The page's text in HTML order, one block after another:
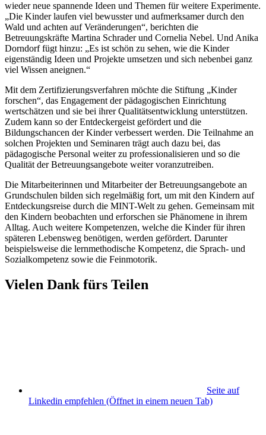
wieder neue spannende Ideen und Themen für weitere Experimente.
„Die Kinder laufen viel bewusster und aufmerksamer durch den
Wald und achten auf Veränderungen“, berichten die
Betreuungskräfte Martina Schrader und Cornelia Nebel. Und Anika
Dorndorf fügt hinzu: „Es ist schön zu sehen, wie die Kinder
eigenständig Ideen und Projekte umsetzen und sich nebenbei ganz
viel Wissen aneignen.“
Mit dem Zertifizierungsverfahren möchte die Stiftung „Kinder
forschen“, das Engagement der pädagogischen Einrichtung
wertschätzen und sie bei ihrer Qualitätsentwicklung unterstützen.
Zudem kann so der Entdeckergeist gefördert und die
Bildungschancen der Kinder verbessert werden. Die Teilnahme an
solchen Projekten und Seminaren trägt auch dazu bei, das
pädagogische Personal weiter zu professionalisieren und so die
Qualität der Betreuungsangebote weiter voranzutreiben.
Die Mitarbeiterinnen und Mitarbeiter der Betreuungsangebote an
Grundschulen bilden sich regelmäßig fort, um mit den Kindern auf
Entdeckungsreise durch die MINT-Welt zu gehen. Gemeinsam mit
den Kindern beobachten und erforschen sie Phänomene in ihrem
Alltag. Auch weitere Kompetenzen, welche die Kinder für ihren
späteren Lebensweg benötigen, werden gefördert. Darunter
beispielsweise die lernmethodische Kompetenz, die Sprach- und
Sozialkompetenz sowie die Feinmotorik.
Vielen Dank fürs Teilen
Seite auf
Linkedin empfehlen (Öffnet in einem neuen Tab)